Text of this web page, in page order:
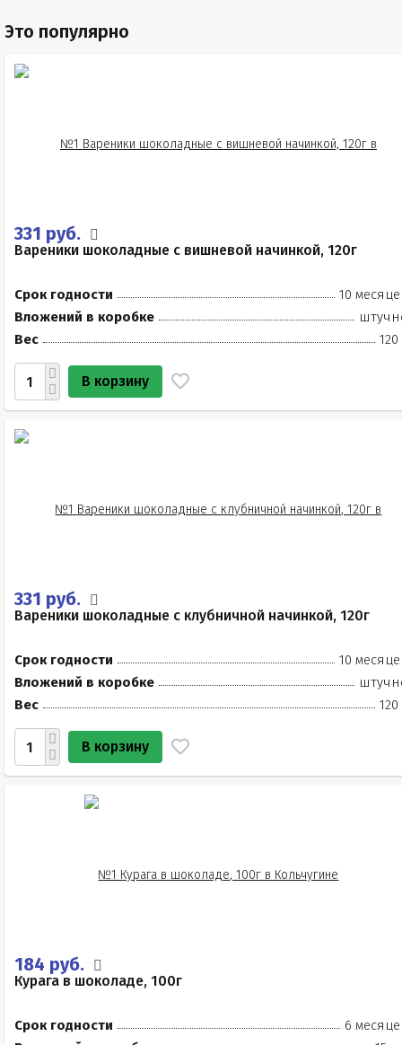
Это популярно
331 руб.
Вареники шоколадные с вишневой начинкой, 120г
Срок годности
10
Вложений в коробке
Вес
120
В корзину
331 руб.
Вареники шоколадные с клубничной начинкой, 120г
Срок годности
10
Вложений в коробке
Вес
120
В корзину
184 руб.
Курага в шоколаде, 100г
Срок годности
6